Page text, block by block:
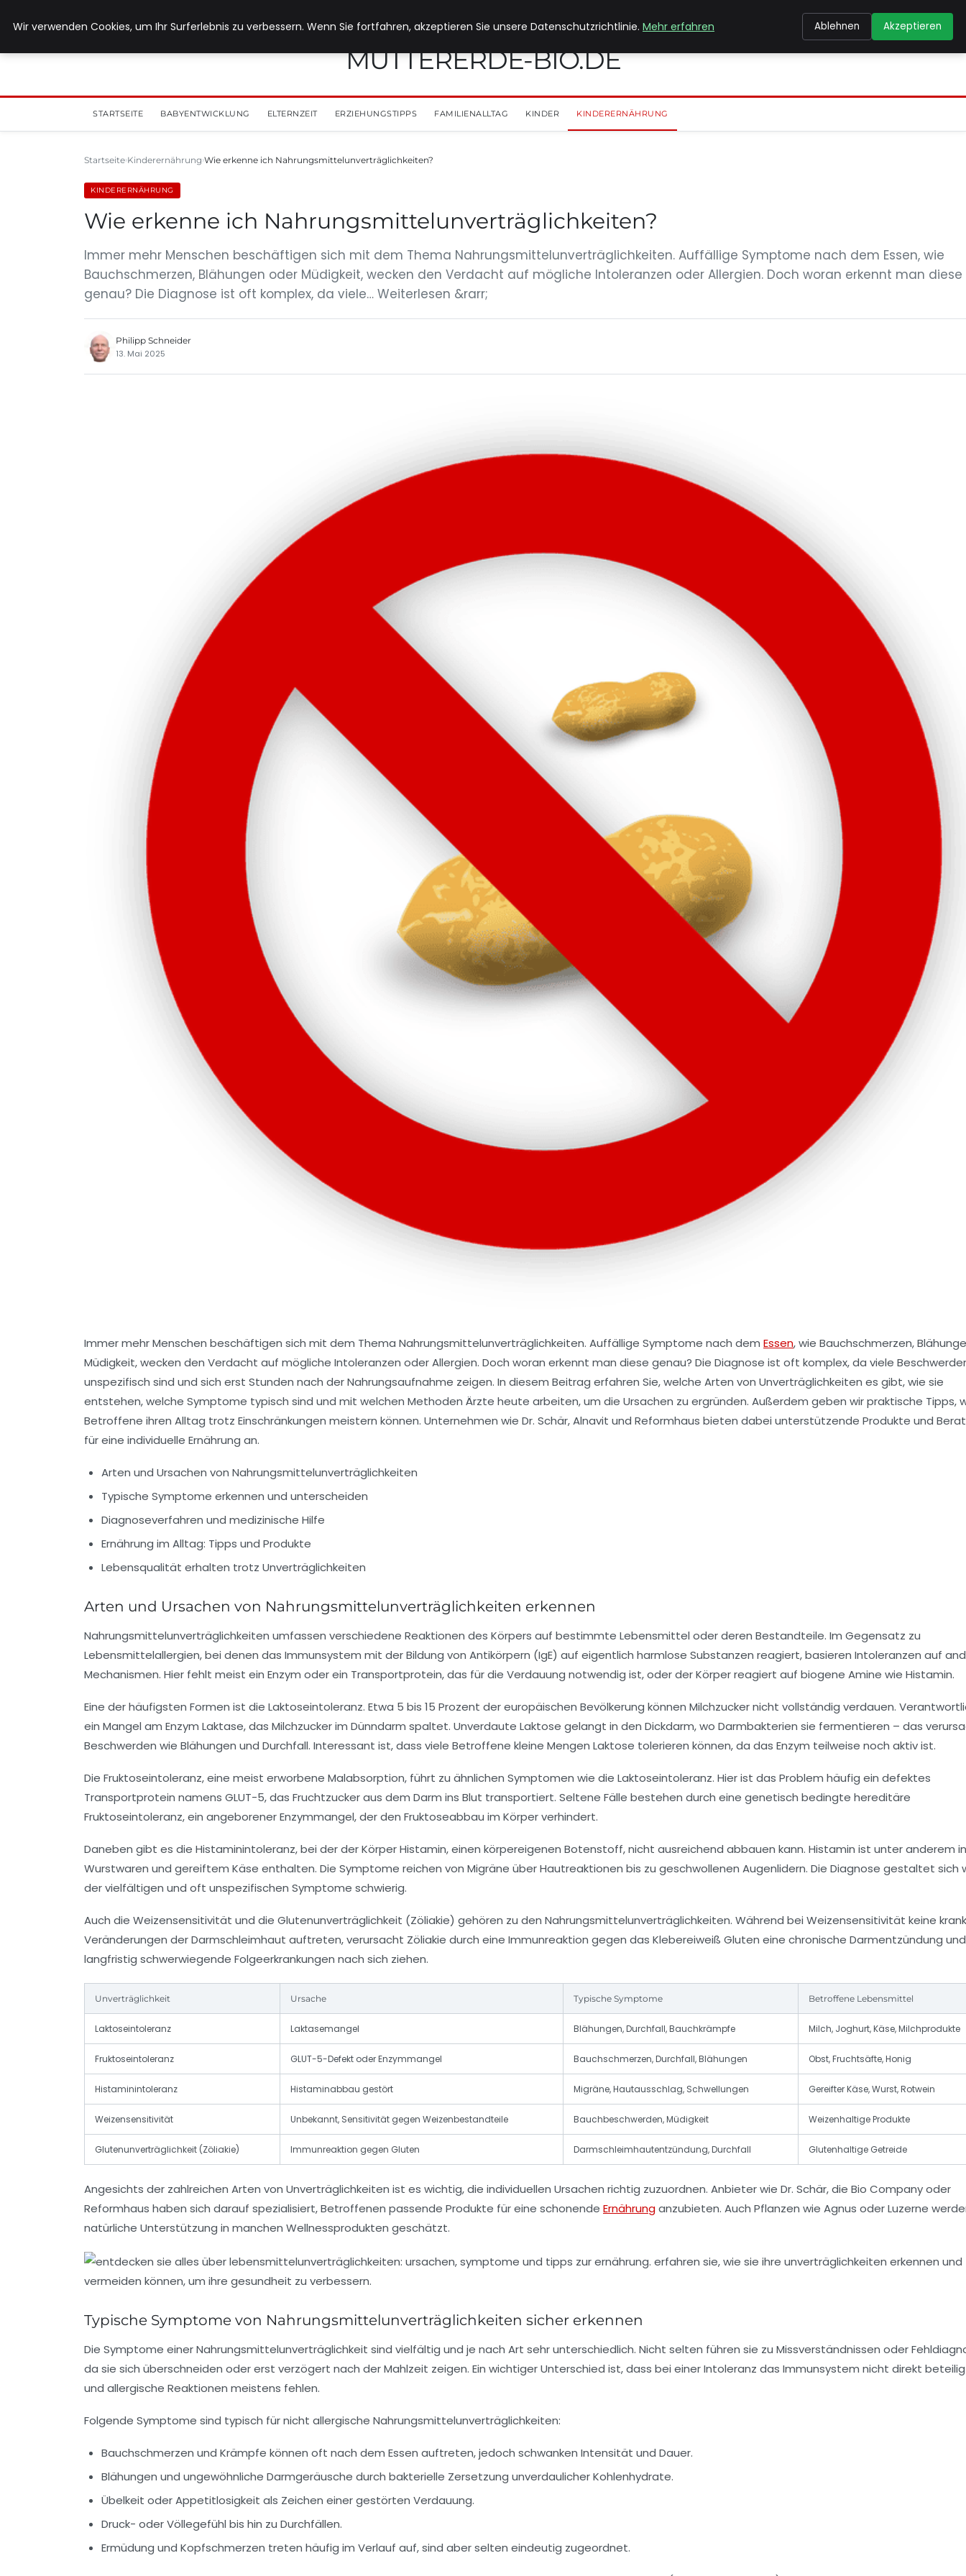
MUTTERERDE-BIO.DE
STARTSEITE BABYENTWICKLUNG ELTERNZEIT ERZIEHUNGSTIPPS FAMILIENALLTAG KINDER KINDERERNÄHRUNG
Startseite Kinderernährung Wie erkenne ich Nahrungsmittelunverträglichkeiten?
KINDERERNÄHRUNG
Wie erkenne ich Nahrungsmittelunverträglichkeiten?
Immer mehr Menschen beschäftigen sich mit dem Thema Nahrungsmittelunverträglichkeiten. Auffällige Symptome nach dem Essen, wie
Bauchschmerzen, Blähungen oder Müdigkeit, wecken den Verdacht auf mögliche Intoleranzen oder Allergien. Doch woran erkennt man diese
genau? Die Diagnose ist oft komplex, da viele… Weiterlesen &rarr;
Philipp Schneider
13. Mai 2025
Immer mehr Menschen beschäftigen sich mit dem Thema Nahrungsmittelunverträglichkeiten. Auffällige Symptome nach dem Essen, wie Bauchschmerzen,
Müdigkeit, wecken den Verdacht auf mögliche Intoleranzen oder Allergien. Doch woran erkennt man diese genau? Die Diagnose ist oft komplex, da viele
unspezifisch sind und sich erst Stunden nach der Nahrungsaufnahme zeigen. In diesem Beitrag erfahren Sie, welche Arten von Unverträglichkeiten es gibt, wie sie
entstehen, welche Symptome typisch sind und mit welchen Methoden Ärzte heute arbeiten, um die Ursachen zu ergründen. Außerdem geben wir praktische Tipps,
Betroffene ihren Alltag trotz Einschränkungen meistern können. Unternehmen wie Dr. Schär, Alnavit und Reformhaus bieten dabei unterstützende Produkte und
für eine individuelle Ernährung an.
Arten und Ursachen von Nahrungsmittelunverträglichkeiten
Typische Symptome erkennen und unterscheiden
Diagnoseverfahren und medizinische Hilfe
Ernährung im Alltag: Tipps und Produkte
Lebensqualität erhalten trotz Unverträglichkeiten
Arten und Ursachen von Nahrungsmittelunverträglichkeiten erkennen
Nahrungsmittelunverträglichkeiten umfassen verschiedene Reaktionen des Körpers auf bestimmte Lebensmittel oder deren Bestandteile. Im Gegensatz zu
Lebensmittelallergien, bei denen das Immunsystem mit der Bildung von Antikörpern (IgE) auf eigentlich harmlose Substanzen reagiert, basieren Intoleranzen auf
Mechanismen. Hier fehlt meist ein Enzym oder ein Transportprotein, das für die Verdauung notwendig ist, oder der Körper reagiert auf biogene Amine wie Histamin.
Eine der häufigsten Formen ist die Laktoseintoleranz. Etwa 5 bis 15 Prozent der europäischen Bevölkerung können Milchzucker nicht vollständig verdauen.
ein Mangel am Enzym Laktase, das Milchzucker im Dünndarm spaltet. Unverdaute Laktose gelangt in den Dickdarm, wo Darmbakterien sie fermentieren – das
Beschwerden wie Blähungen und Durchfall. Interessant ist, dass viele Betroffene kleine Mengen Laktose tolerieren können, da das Enzym teilweise noch aktiv ist.
Die Fruktoseintoleranz, eine meist erworbene Malabsorption, führt zu ähnlichen Symptomen wie die Laktoseintoleranz. Hier ist das Problem häufig ein defektes
Transportprotein namens GLUT-5, das Fruchtzucker aus dem Darm ins Blut transportiert. Seltene Fälle bestehen durch eine genetisch bedingte hereditäre
Fruktoseintoleranz, ein angeborener Enzymmangel, der den Fruktoseabbau im Körper verhindert.
Daneben gibt es die Histaminintoleranz, bei der der Körper Histamin, einen körpereigenen Botenstoff, nicht ausreichend abbauen kann. Histamin ist unter anderem in
Wurstwaren und gereiftem Käse enthalten. Die Symptome reichen von Migräne über Hautreaktionen bis zu geschwollenen Augenlidern. Die Diagnose gestaltet sich
der vielfältigen und oft unspezifischen Symptome schwierig.
Auch die Weizensensitivität und die Glutenunverträglichkeit (Zöliakie) gehören zu den Nahrungsmittelunverträglichkeiten. Während bei Weizensensitivität keine
Veränderungen der Darmschleimhaut auftreten, verursacht Zöliakie durch eine Immunreaktion gegen das Klebereiweiß Gluten eine chronische Darmentzündung
langfristig schwerwiegende Folgeerkrankungen nach sich ziehen.
Unverträglichkeit Ursache Typische Symptome Betroffene Lebensmittel
Laktoseintoleranz Laktasemangel Blähungen, Durchfall, Bauchkrämpfe Milch, Joghurt, Käse, Milchprodukte
Fruktoseintoleranz GLUT-5-Defekt oder Enzymmangel Bauchschmerzen, Durchfall, Blähungen Obst, Fruchtsäfte, Honig
Histaminintoleranz Histaminabbau gestört Migräne, Hautausschlag, Schwellungen Gereifter Käse, Wurst, Rotwein
Weizensensitivität Unbekannt, Sensitivität gegen Weizenbestandteile Bauchbeschwerden, Müdigkeit Weizenhaltige Produkte
Glutenunverträglichkeit (Zöliakie) Immunreaktion gegen Gluten Darmschleimhautentzündung, Durchfall Glutenhaltige Getreide
Angesichts der zahlreichen Arten von Unverträglichkeiten ist es wichtig, die individuellen Ursachen richtig zuzuordnen. Anbieter wie Dr. Schär, die Bio Companyoder
Reformhaus haben sich darauf spezialisiert, Betroffenen passende Produkte für eine schonende Ernährunganzubieten. Auch Pflanzen wie Agnus oderLuzerne
natürliche Unterstützung in manchen Wellnessprodukten geschätzt.
Typische Symptome von Nahrungsmittelunverträglichkeiten sicher erkennen
Die Symptome einer Nahrungsmittelunverträglichkeit sind vielfältig und je nach Art sehr unterschiedlich. Nicht selten führen sie zu Missverständnissen oder
da sie sich überschneiden oder erst verzögert nach der Mahlzeit zeigen. Ein wichtiger Unterschied ist, dass bei einer Intoleranz das Immunsystem nicht direkt
und allergische Reaktionen meistens fehlen.
Folgende Symptome sind typisch für nicht allergische Nahrungsmittelunverträglichkeiten:
Bauchschmerzen und Krämpfe können oft nach dem Essen auftreten, jedoch schwanken Intensität und Dauer.
Blähungen und ungewöhnliche Darmgeräusche durch bakterielle Zersetzung unverdaulicher Kohlenhydrate.
Übelkeit oder Appetitlosigkeit als Zeichen einer gestörten Verdauung.
Druck- oder Völlegefühl bis hin zu Durchfällen.
Ermüdung und Kopfschmerzen treten häufig im Verlauf auf, sind aber selten eindeutig zugeordnet.
Wir verwenden Cookies, um Ihr Surferlebnis zu verbessern. Wenn Sie fortfahren, akzeptieren Sie unsere Datenschutzrichtlinie. Mehr erfahren Ablehnen Akzeptieren